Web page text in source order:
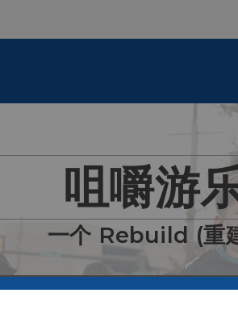
咀嚼游
一个 Rebuild (重